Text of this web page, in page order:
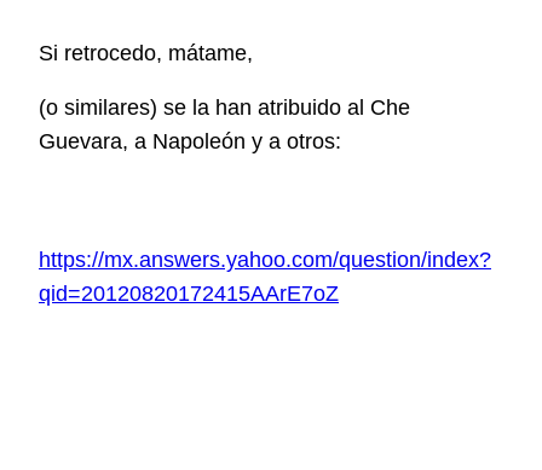
Si retrocedo, mátame,
(o similares) se la han atribuido al Che
Guevara, a Napoleón y a otros:
https://mx.answers.yahoo.com/question/index?
qid=20120820172415AArE7oZ